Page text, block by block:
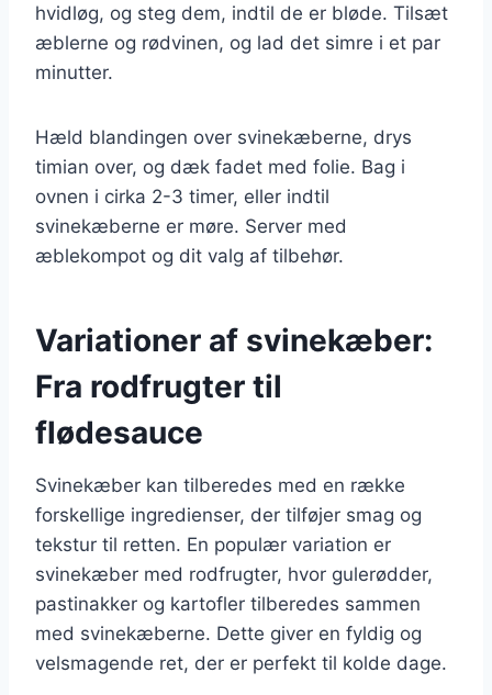
hvidløg, og steg dem, indtil de er bløde. Tilsæt
æblerne og rødvinen, og lad det simre i et par
minutter.
Hæld blandingen over svinekæberne, drys
timian over, og dæk fadet med folie. Bag i
ovnen i cirka 2-3 timer, eller indtil
svinekæberne er møre. Server med
æblekompot og dit valg af tilbehør.
Variationer af svinekæber:
Fra rodfrugter til
flødesauce
Svinekæber kan tilberedes med en række
forskellige ingredienser, der tilføjer smag og
tekstur til retten. En populær variation er
svinekæber med rodfrugter, hvor gulerødder,
pastinakker og kartofler tilberedes sammen
med svinekæberne. Dette giver en fyldig og
velsmagende ret, der er perfekt til kolde dage.